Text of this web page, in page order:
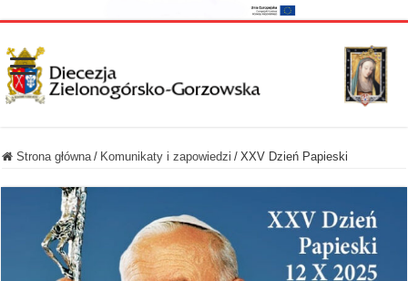
Strona główna / Komunikaty i zapowiedzi / XXV Dzień Papieski